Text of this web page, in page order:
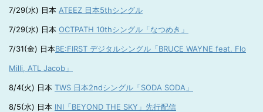
7/29(水) 日本 ATEEZ 日本5thシングル
7/29(水) 日本 OCTPATH 10thシングル「なつめき」
7/31(金) 日本BE:FIRST デジタルシングル「BRUCE WAYNE feat. Flo
Milli, ATL Jacob」
8/4(火) 日本 TWS 日本2ndシングル「SODA SODA」
8/5(水) 日本 INI「BEYOND THE SKY」先行配信